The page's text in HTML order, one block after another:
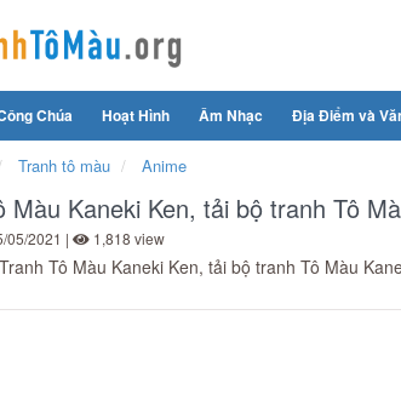
Chúa Hoạt Hình Âm Nhạc Địa Điểm và
Tranh tô màu Anime
Màu Kaneki Ken, tải bộ tranh Tô
05/2021 | 1,818 view
Tô Màu Kaneki Ken, tải bộ tranh Tô Màu